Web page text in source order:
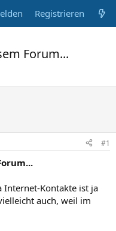
Registrieren
Forum...
#1
Internet-Kontakte ist ja
auch, weil im